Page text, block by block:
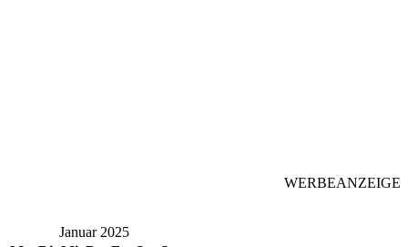
WERBEANZEIGE
Januar 2025